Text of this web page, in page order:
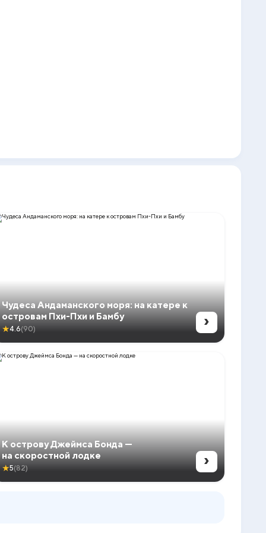
Чудеса Андаманского моря: на катере к
островам Пхи-Пхи и Бамбу
★4.6(90) ›
К острову Джеймса Бонда —
на скоростной лодке
★5(82) ›